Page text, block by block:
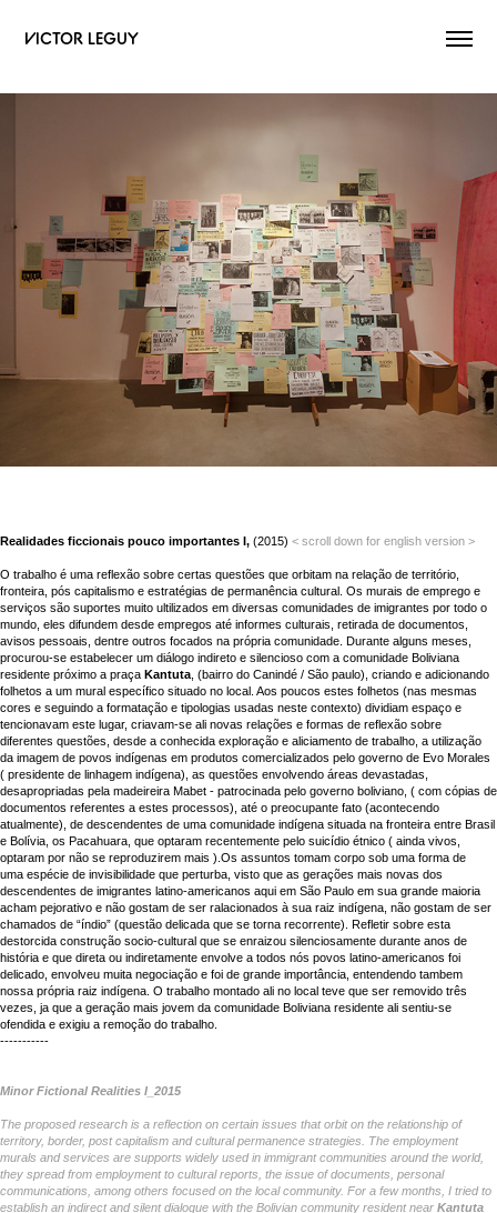
VICTOR LEGUY
Realidades ficcionais pouco importantes I, (2015) < scroll down for english version >
O trabalho é uma reflexão sobre certas questões que orbitam na relação de território,
fronteira, pós capitalismo e estratégias de permanência cultural. Os murais de emprego e
serviços são suportes muito ultilizados em diversas comunidades de imigrantes por todo o
mundo, eles difundem desde empregos até informes culturais, retirada de documentos,
avisos pessoais, dentre outros focados na própria comunidade. Durante alguns meses,
procurou-se estabelecer um diálogo indireto e silencioso com a comunidade Boliviana
residente próximo a praça Kantuta , (bairro do Canindé / São paulo), criando e adicionando
folhetos a um mural específico situado no local. Aos poucos estes folhetos (nas mesmas
cores e seguindo a formatação e tipologias usadas neste contexto) dividiam espaço e
tencionavam este lugar, criavam-se ali novas relações e formas de reflexão sobre
diferentes questões, desde a conhecida exploração e aliciamento de trabalho, a utilização
da imagem de povos indígenas em produtos comercializados pelo governo de Evo Morales
( presidente de linhagem indígena), as questões envolvendo áreas devastadas,
desapropriadas pela madeireira Mabet - patrocinada pelo governo boliviano, ( com cópias de
documentos referentes a estes processos), até o preocupante fato (acontecendo
atualmente), de descendentes de uma comunidade indígena situada na fronteira entre Brasil
e Bolívia, os Pacahuara, que optaram recentemente pelo suicídio étnico ( ainda vivos,
optaram por não se reproduzirem mais ).Os assuntos tomam corpo sob uma forma de
uma espécie de invisibilidade que perturba, visto que as gerações mais novas dos
descendentes de imigrantes latino-americanos aqui em São Paulo em sua grande maioria
acham pejorativo e não gostam de ser ralacionados à sua raiz indígena, não gostam de ser
chamados de “índio” (questão delicada que se torna recorrente). Refletir sobre esta
destorcida construção socio-cultural que se enraizou silenciosamente durante anos de
história e que direta ou indiretamente envolve a todos nós povos latino-americanos foi
delicado, envolveu muita negociação e foi de grande importância, entendendo tambem
nossa própria raiz indígena. O trabalho montado ali no local teve que ser removido três
vezes, ja que a geração mais jovem da comunidade Boliviana residente ali sentiu-se
ofendida e exigiu a remoção do trabalho.
-----------
Minor Fictional Realities I_2015
The proposed research is a reflection on certain issues that orbit on the relationship of
territory, border, post capitalism and cultural permanence strategies. The employment
murals and services are supports widely used in immigrant communities around the world,
they spread from employment to cultural reports, the issue of documents, personal
communications, among others focused on the local community. For a few months, I tried to
establish an indirect and silent dialogue with the Bolivian community resident near Kantuta